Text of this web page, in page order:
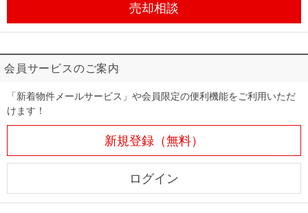
売却相談
会員サービスのご案内
「新着物件メールサービス」や会員限定の便利機能をご利用いただ
けます！
新規登録（無料）
ログイン